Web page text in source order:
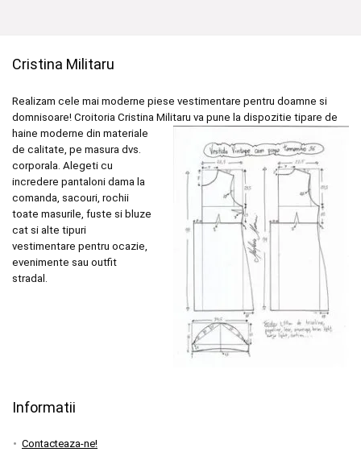
Cristina Militaru
Realizam cele mai moderne piese vestimentare pentru doamne si
domnisoare! Croitoria Cristina Militaru va pune la dispozitie tipare de
haine moderne din materiale
de calitate, pe masura dvs.
corporala. Alegeti cu
incredere pantaloni dama la
comanda, sacouri, rochii
toate masurile, fuste si bluze
cat si alte tipuri
vestimentare pentru ocazie,
evenimente sau outfit
stradal.
Informatii
Contacteaza-ne!